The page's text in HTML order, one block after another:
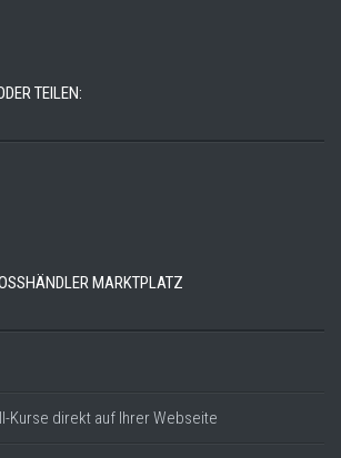
TEILEN:
MARKTPLATZ
Kurse direkt auf Ihrer Webseite